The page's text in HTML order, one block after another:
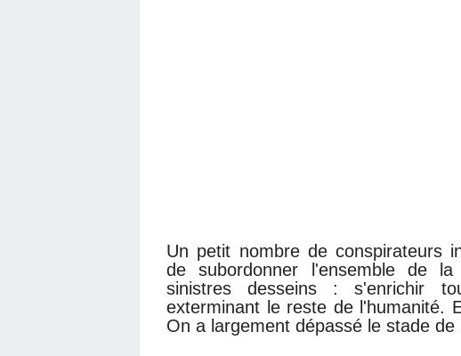
Un petit nombre de conspirateurs
de subordonner l'ensemble de
sinistres desseins : s'enrichir
exterminant le reste de l'humanité.
On a largement dépassé le stade de